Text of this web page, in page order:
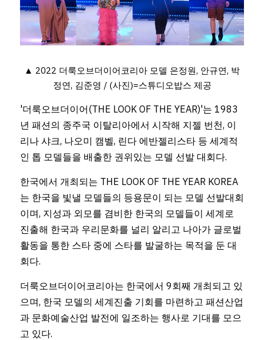
▲ 2022 더룩오브더이어코리아 모델 은정원, 안규연, 박
정연, 김준영 / (사진)=스튜디오밥스 제공
'더룩오브더이어(THE LOOK OF THE YEAR)'는 1983
년 패션의 종주국 이탈리아에서 시작해 지젤 번천, 이
리나 샤크, 나오미 캠벨, 린다 에반젤리스타 등 세계적
인 톱 모델들을 배출한 권위있는 모델 선발 대회다.
한국에서 개최되는 THE LOOK OF THE YEAR KOREA
는 한국을 빛낼 모델들의 등용문이 되는 모델 선발대회
이며, 지성과 외모를 겸비한 한국의 모델들이 세계로
진출해 한국과 우리문화를 널리 알리고 나아가 글로벌
활동을 통한 스타 중에 스타를 발굴하는 목적을 둔 대
회다.
더룩오브더이어코리아는 한국에서 9회째 개최되고 있
으며, 한국 모델의 세계진출 기회를 마련하고 패션산업
과 문화예술산업 발전에 일조하는 행사로 기대를 모으
고 있다.